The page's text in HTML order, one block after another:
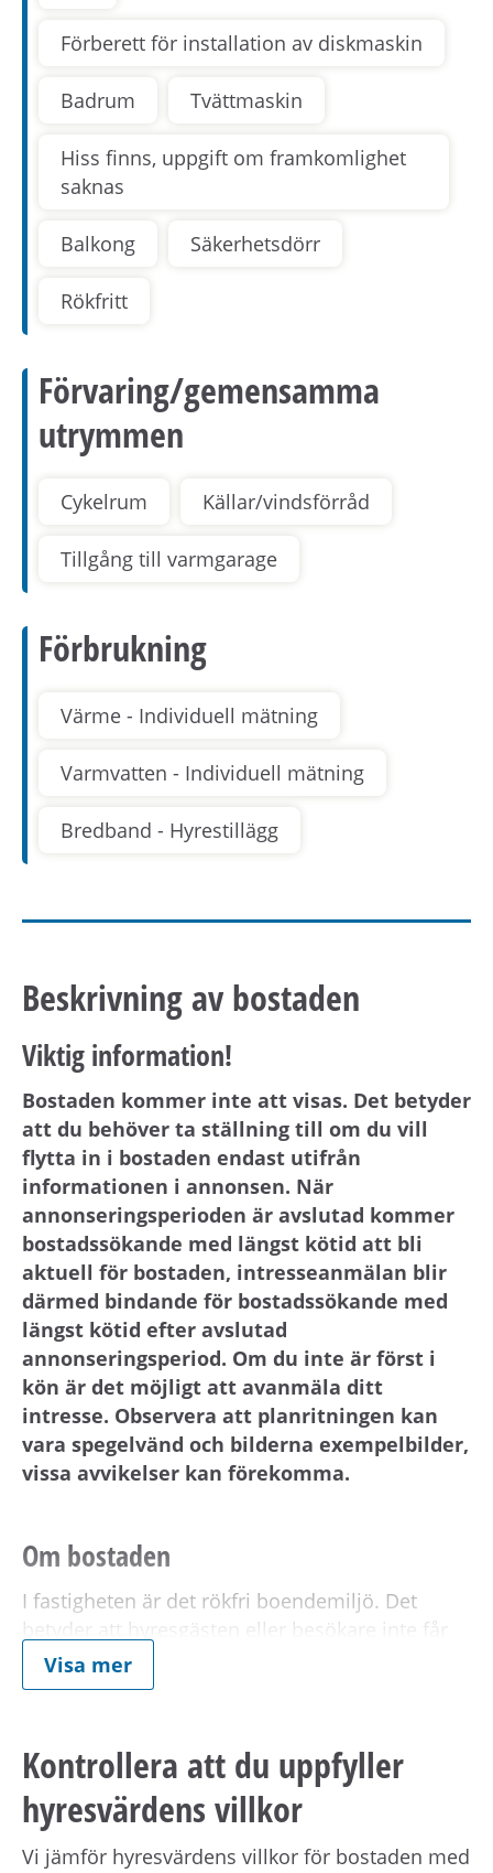
Förberett för installation av diskmaskin
Badrum Tvättmaskin
Hiss finns, uppgift om framkomlighet
saknas
Balkong Säkerhetsdörr
Rökfritt
Förvaring/gemensamma
utrymmen
Cykelrum Källar/vindsförråd
Tillgång till varmgarage
Förbrukning
Värme - Individuell mätning
Varmvatten - Individuell mätning
Bredband - Hyrestillägg
Beskrivning av bostaden
Viktig information!
Bostaden kommer inte att visas. Det betyder
att du behöver ta ställning till om du vill
flytta in i bostaden endast utifrån
informationen i annonsen. När
annonseringsperioden är avslutad kommer
bostadssökande med längst kötid att bli
aktuell för bostaden, intresseanmälan blir
därmed bindande för bostadssökande med
längst kötid efter avslutad
annonseringsperiod. Om du inte är först i
kön är det möjligt att avanmäla ditt
intresse. Observera att planritningen kan
vara spegelvänd och bilderna exempelbilder,
vissa avvikelser kan förekomma.
Om bostaden
I fastigheten är det rökfri boendemiljö. Det
betyder att hyresgästen eller besökare inte får
röka i lägenheten, på balkong, eller i husets
gemensamma utrymmen samt i anslutning till
Vid kontraktsskrivningen så kan du komma att
behöva underteckna en bilaga till hyresavtalet
där du förbinder dig att inte röka i fastigheten.
Visa mer
Kontrollera att du uppfyller
hyresvärdens villkor
Vi jämför hyresvärdens villkor för bostaden med